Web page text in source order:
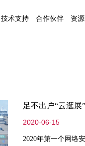
技术支持 合作伙伴 资
足不出户“云逛展
2020-06-15
2020年第一个网络